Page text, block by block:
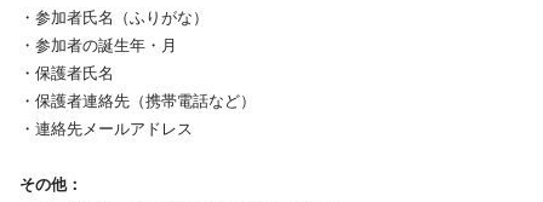
・参加者氏名（ふりがな）
・参加者の誕生年・月
・保護者氏名
・保護者連絡先（携帯電話など）
・連絡先メールアドレス
その他：